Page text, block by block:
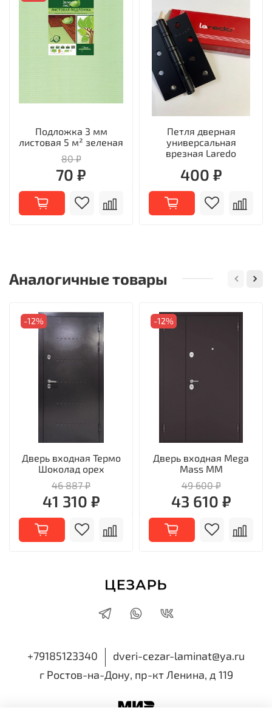
Подложка 3 мм
листовая 5 м² зеленая
80 ₽
70 ₽
Петля дверная
универсальная
врезная Laredo
400 ₽
Аналогичные товары
-12%
Дверь входная Термо
Шоколад орех
46 887 ₽
41 310 ₽
-12%
Дверь входная Mega
Mass MM
49 600 ₽
43 610 ₽
+79185123340
dveri-cezar-laminat@ya.ru
г Ростов-на-Дону, пр-кт Ленина, д 119